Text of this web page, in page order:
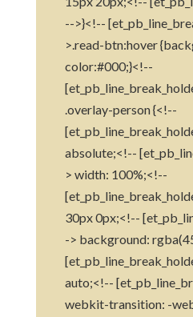
-->}<!--
>.read-btn:hover
color:#000;}<!--
.overlay-person {<!--
absolute;<!--
> width: 100%;<!--
30px 0px;<!--
-> background:
auto;<!--
webkit-transition: -